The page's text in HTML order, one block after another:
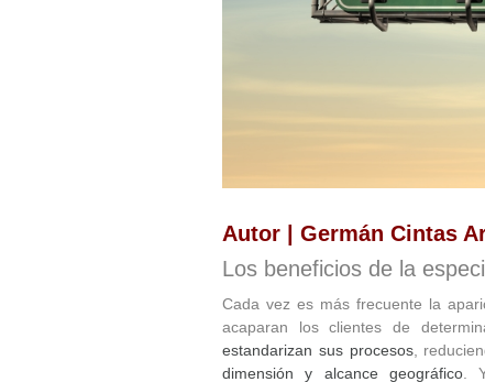
Autor | Germán Cintas
Los beneficios de la
Cada vez es más frecuente la
acaparan los clientes de
estandarizan sus procesos,
dimensión y alcance geográfico.